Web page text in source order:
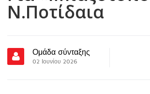
N.Ποτίδαια
Ομάδα σύνταξης
02 Ιουνίου 2026